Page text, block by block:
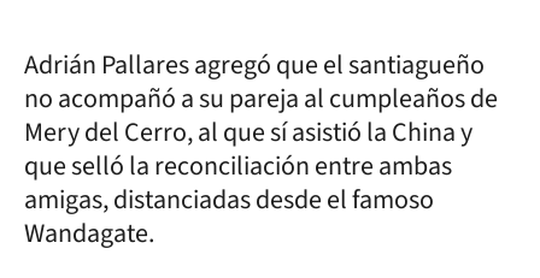
Adrián Pallares agregó que el santiagueño
no acompañó a su pareja al cumpleaños de
Mery del Cerro, al que sí asistió la China y
que selló la reconciliación entre ambas
amigas, distanciadas desde el famoso
Wandagate.